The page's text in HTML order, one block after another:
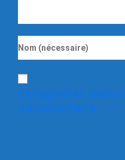
Enregistrer mon
commentaire.